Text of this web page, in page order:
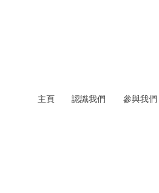
主頁 認識我們 參與我們